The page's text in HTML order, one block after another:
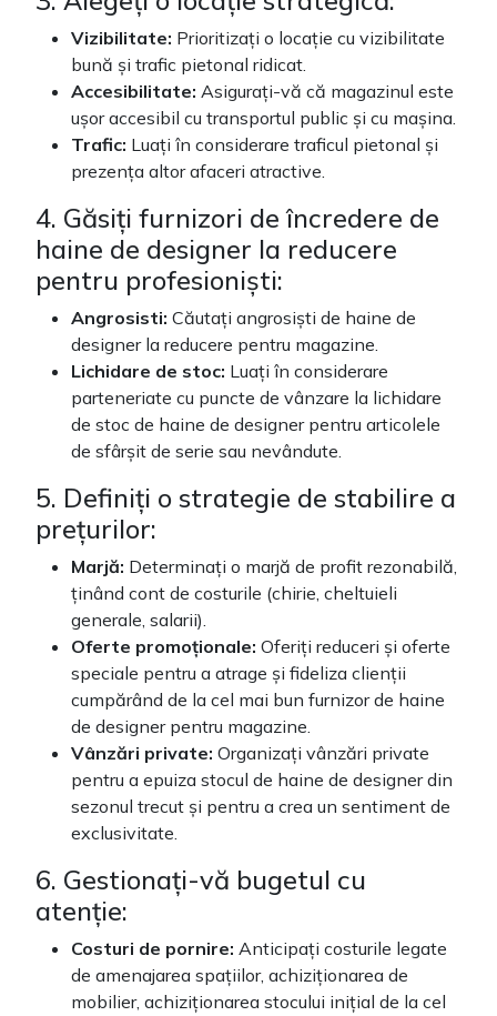
Vizibilitate: Prioritizați o locație cu vizibilitate
bună și trafic pietonal ridicat.
Accesibilitate: Asigurați-vă că magazinul este
ușor accesibil cu transportul public și cu mașina.
Trafic: Luați în considerare traficul pietonal și
prezența altor afaceri atractive.
4. Găsiți furnizori de încredere de
haine de designer la reducere
pentru profesioniști:
Angrosisti: Căutați angrosiști ​​de haine de
designer la reducere pentru magazine.
Lichidare de stoc: Luați în considerare
parteneriate cu puncte de vânzare la lichidare
de stoc de haine de designer pentru articolele
de sfârșit de serie sau nevândute.
5. Definiți o strategie de stabilire a
prețurilor:
Marjă: Determinați o marjă de profit rezonabilă,
ținând cont de costurile (chirie, cheltuieli
generale, salarii).
Oferte promoționale: Oferiți reduceri și oferte
speciale pentru a atrage și fideliza clienții
cumpărând de la cel mai bun furnizor de haine
de designer pentru magazine.
Vânzări private: Organizați vânzări private
pentru a epuiza stocul de haine de designer din
sezonul trecut și pentru a crea un sentiment de
exclusivitate.
6. Gestionați-vă bugetul cu
atenție:
Costuri de pornire: Anticipați costurile legate
de amenajarea spațiilor, achiziționarea de
mobilier, achiziționarea stocului inițial de la cel